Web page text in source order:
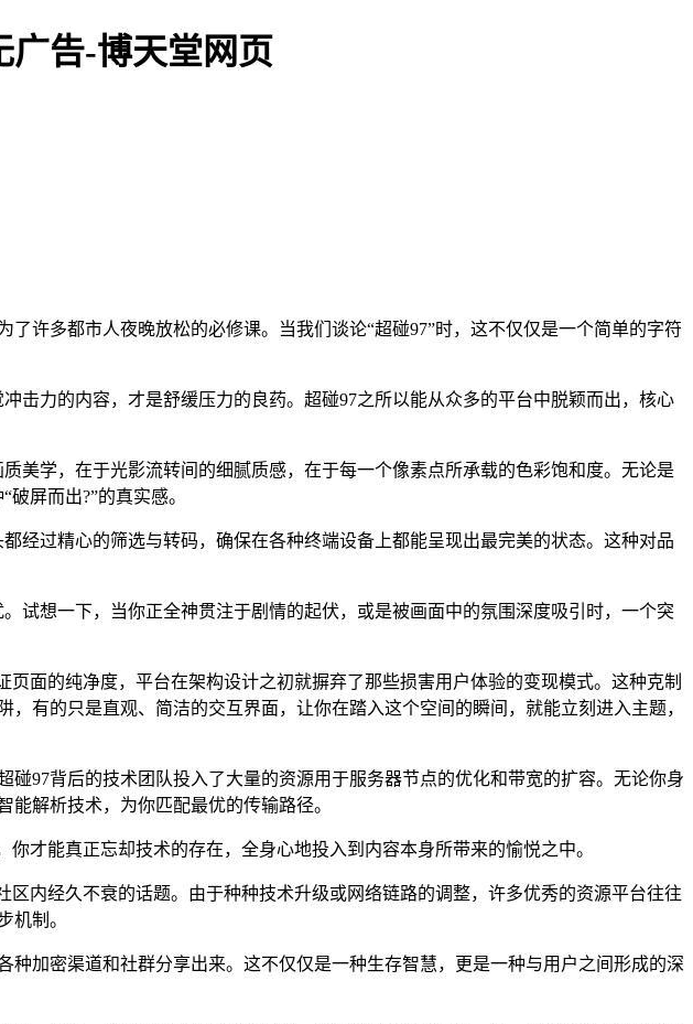
广告-博天堂网页
许多都市人夜晚放松的必修课。当我们谈论“超碰97”时，这不仅仅是一个简单的字符
击力的内容，才是舒缓压力的良药。超碰97之所以能从众多的平台中脱颖而出，核心
美学，在于光影流转间的细腻质感，在于每一个像素点所承载的色彩饱和度。无论是
屏而出?”的真实感。
经过精心的筛选与转码，确保在各种终端设备上都能呈现出最完美的状态。这种对品
试想一下，当你正全神贯注于剧情的起伏，或是被画面中的氛围深度吸引时，一个突
面的纯净度，平台在架构设计之初就摒弃了那些损害用户体验的变现模式。这种克制
有的只是直观、简洁的交互界面，让你在踏入这个空间的瞬间，就能立刻进入主题，
97背后的技术团队投入了大量的资源用于服务器节点的优化和带宽的扩容。无论你身
解析技术，为你匹配最优的传输路径。
才能真正忘却技术的存在，全身心地投入到内容本身所带来的愉悦之中。
内经久不衰的话题。由于种种技术升级或网络链路的调整，许多优秀的资源平台往往
机制。
加密渠道和社群分享出来。这不仅仅是一种生存智慧，更是一种与用户之间形成的深